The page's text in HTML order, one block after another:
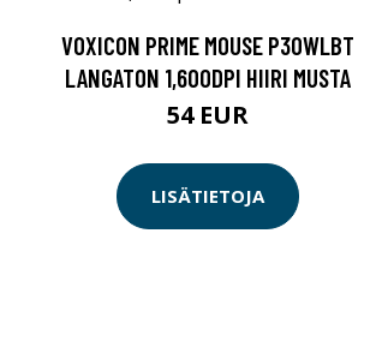
VOXICON PRIME MOUSE P30WLBT
LANGATON 1,600DPI HIIRI MUSTA
54 EUR
LISÄTIETOJA